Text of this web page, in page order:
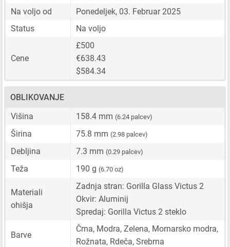
Na voljo od
Ponedeljek, 03. Februar 2025
Status
Na voljo
Cene
£500
€638.43
$584.34
OBLIKOVANJE
Višina
158.4 mm (6.24 palcev)
Širina 75.8 mm (2.98 palcev)
Debljina 7.3 mm (0.29 palcev)
Teža 190 g (6.70 oz)
Materiali
ohišja
Zadnja stran: Gorilla Glass Victus 2
Okvir: Aluminij
Spredaj: Gorilla Victus 2 steklo
Barve
Črna, Modra, Zelena, Mornarsko modra,
Rožnata, Rdeča, Srebrna